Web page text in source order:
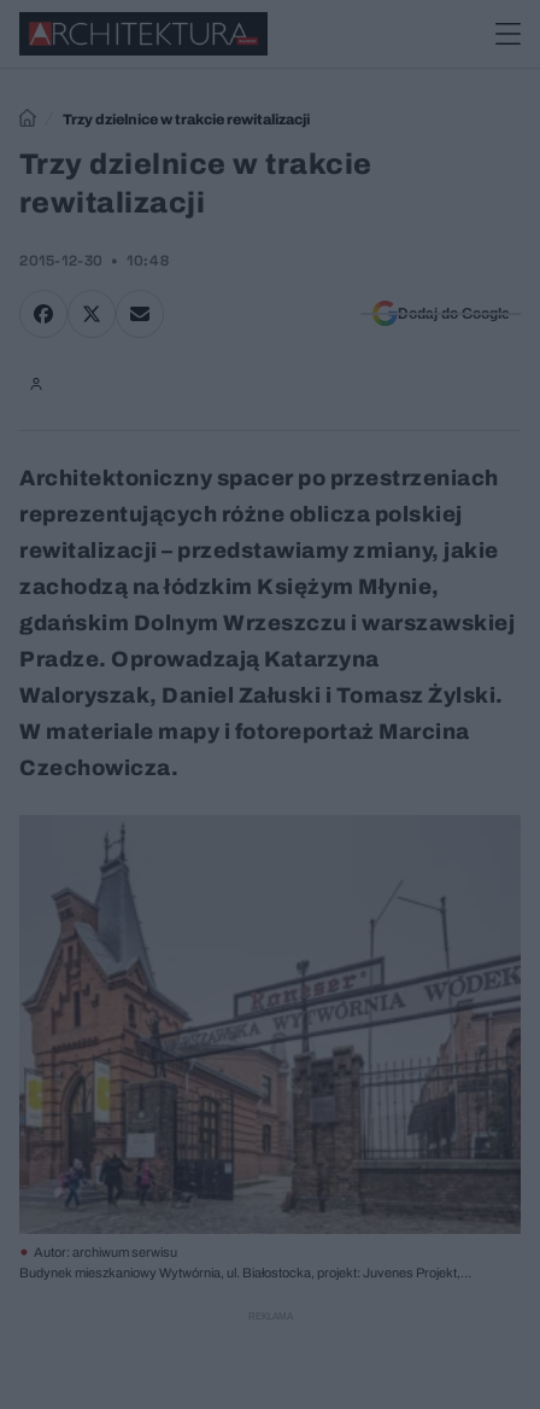
Trzy dzielnice w trakcie rewitalizacji
Trzy dzielnice w trakcie
rewitalizacji
2015-12-30 10:48
Dodaj do Google
Architektoniczny spacer po przestrzeniach
reprezentujących różne oblicza polskiej
rewitalizacji – przedstawiamy zmiany, jakie
zachodzą na łódzkim Księżym Młynie,
gdańskim Dolnym Wrzeszczu i warszawskiej
Pradze. Oprowadzają Katarzyna
Waloryszak, Daniel Załuski i Tomasz Żylski.
W materiale mapy i fotoreportaż Marcina
Czechowicza.
Autor: archiwum serwisu
Budynek mieszkaniowy Wytwórnia, ul. Białostocka, projekt: Juvenes Projekt,
dawnej fabryki wódek Koneser powstaje zespół biurowo-mieszkalny. Obiekty